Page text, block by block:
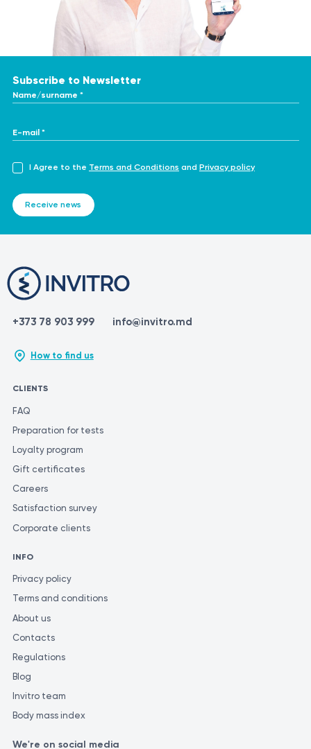
Subscribe to Newsletter
Name/surname *
E-mail *
I Agree to the Terms and Conditions and Privacy policy
Receive news
+373 78 903 999 info@invitro.md
How to find us
CLIENTS
FAQ
Preparation for tests
Loyalty program
Gift certificates
Careers
Satisfaction survey
Corporate clients
INFO
Privacy policy
Terms and conditions
About us
Contacts
Regulations
Blog
Invitro team
Body mass index
We're on social media